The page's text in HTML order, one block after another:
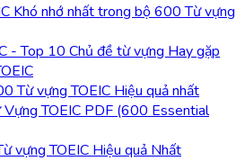
Khó nhớ nhất trong bộ 600 Từ vựng
- Top 10 Chủ đề từ vựng Hay gặp
Từ vựng TOEIC Hiệu quả nhất
TOEIC PDF (600 Essential
vựng TOEIC Hiệu quả Nhất